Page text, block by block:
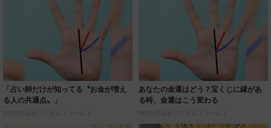
「占い師だけが知ってる〝お金が増え
る人の共通点〟」
PR(合同会社デジタルファーム )
あなたの金運はどう？宝くじに縁があ
る時、金運はこう変わる
PR(合同会社デジタルファーム )